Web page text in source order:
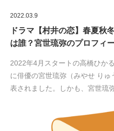
2022.03.9
ドラマ【村井の恋】春夏秋
は誰？宮世琉弥のプロフィ
2022年4月スタートの高橋ひか
に俳優の宮世琉弥（みやせ り
表されました。しかも、宮世琉